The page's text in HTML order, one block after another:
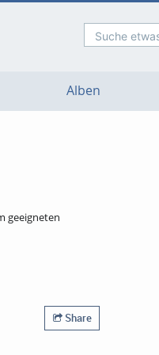
Suche
Alben
geeigneten
Share